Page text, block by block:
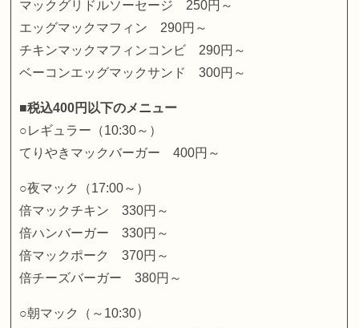
マックグリドルソーセージ 250円～
エッグマックマフィン 290円～
チキンマックマフィンコンビ 290円～
ベーコンエッグマックサンド 300円～
■税込400円以下のメニュー
○レギュラー（10:30～）
てりやきマックバーガー 400円～
○夜マック（17:00～）
倍マックチキン 330円～
倍ハンバーガー 330円～
倍マックポーク 370円～
倍チーズバーガー 380円～
○朝マック（～10:30）